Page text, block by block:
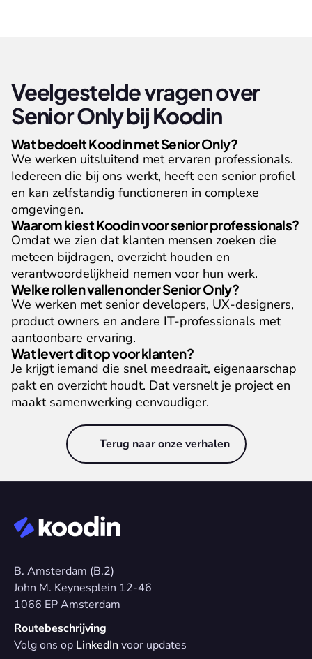
Veelgestelde vragen over
Senior Only bij Koodin
Wat bedoelt Koodin met Senior Only?
We werken uitsluitend met ervaren professionals.
Iedereen die bij ons werkt, heeft een senior profiel
en kan zelfstandig functioneren in complexe
omgevingen.
Waarom kiest Koodin voor senior professionals?
Omdat we zien dat klanten mensen zoeken die
meteen bijdragen, overzicht houden en
verantwoordelijkheid nemen voor hun werk.
Welke rollen vallen onder Senior Only?
We werken met senior developers, UX-designers,
product owners en andere IT-professionals met
aantoonbare ervaring.
Wat levert dit op voor klanten?
Je krijgt iemand die snel meedraait, eigenaarschap
pakt en overzicht houdt. Dat versnelt je project en
maakt samenwerking eenvoudiger.
Terug naar onze verhalen
B. Amsterdam (B.2)
John M. Keynesplein 12-46
1066 EP Amsterdam
Routebeschrijving
Volg ons op LinkedIn voor updates